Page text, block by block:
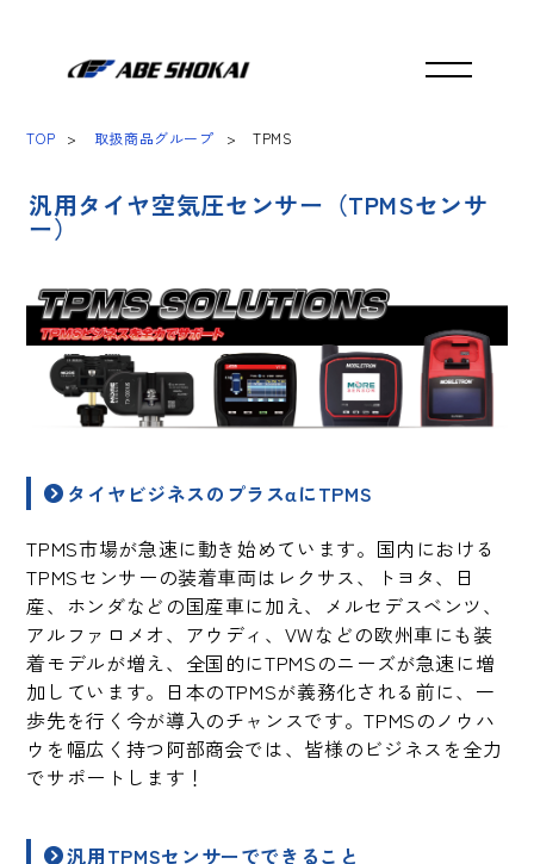
TOP 取扱商品グループ TPMS
汎用タイヤ空気圧センサー（TPMSセンサ
ー）
タイヤビジネスのプラスαにTPMS
TPMS市場が急速に動き始めています。国内における
TPMSセンサーの装着車両はレクサス、トヨタ、日
産、ホンダなどの国産車に加え、メルセデスベンツ、
アルファロメオ、アウディ、VWなどの欧州車にも装
着モデルが増え、全国的にTPMSのニーズが急速に増
加しています。日本のTPMSが義務化される前に、一
歩先を行く今が導入のチャンスです。TPMSのノウハ
ウを幅広く持つ阿部商会では、皆様のビジネスを全力
でサポートします！
汎用TPMSセンサーでできること